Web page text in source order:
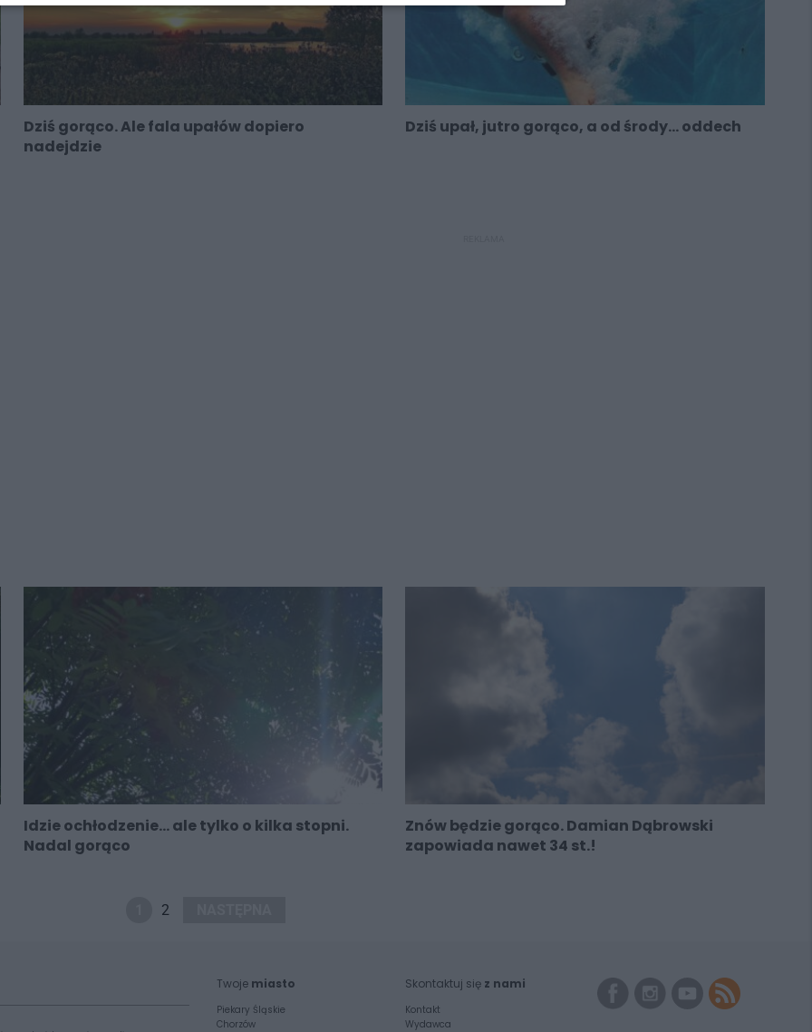
Dziś gorąco. Ale fala upałów dopiero
nadejdzie
Dziś upał, jutro gorąco, a od środy... oddech
Idzie ochłodzenie... ale tylko o kilka stopni.
Nadal gorąco
Znów będzie gorąco. Damian Dąbrowski
zapowiada nawet 34 st.!
2
Twoje miasto
Piekary Śląskie
Chorzów
Skontaktuj się z nami
Kontakt
Wydawca